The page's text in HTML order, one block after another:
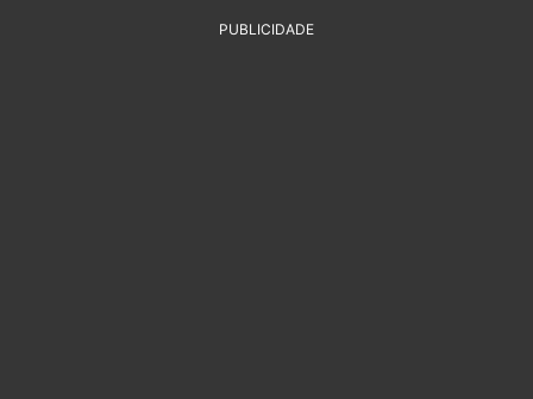
PUBLICIDADE